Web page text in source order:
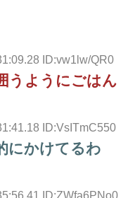
ID:vw1lw/QR0
うようにごはん
ID:VsITmC550
にかけてるわ
ID:ZWfa6PNo0